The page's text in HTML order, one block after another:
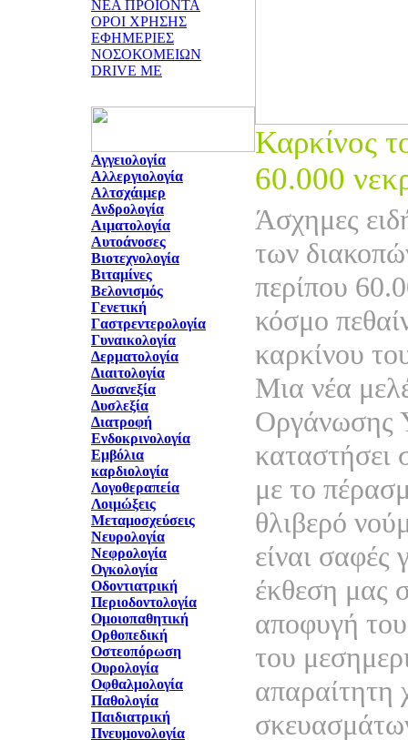
ΝΕΑ ΠΡΟΪΟΝΤΑ
ΟΡΟΙ ΧΡΗΣΗΣ
ΕΦΗΜΕΡΙΕΣ
ΝΟΣΟΚΟΜΕΙΩΝ
DRIVE ME
Αγγειολογία
Αλλεργιολογία
Αλτσχάιμερ
Ανδρολογία
Αιματολογία
Αυτοάνοσες
Βιοτεχνολογία
Βιταμίνες
Βελονισμός
Γενετική
Γαστρεντερολογία
Γυναικολογία
Δερματολογία
Διαιτολογία
Δυσανεξία
Δυσλεξία
Διατροφή
Ενδοκρινολογία
Εμβόλια
καρδιολογία
Λογοθεραπεία
Λοιμώξεις
Μεταμοσχεύσεις
Νευρολογία
Νεφρολογία
Ογκολογία
Οδοντιατρική
Περιοδοντολογία
Ομοιοπαθητική
Ορθοπεδική
Οστεοπόρωση
Ουρολογία
Οφθαλμολογία
Παθολογία
Παιδιατρική
Πνευμονολογία
Καρκίνος
60.000
Άσχημες
των
περίπου
κόσμο
καρκίνου
Μια νέα
Οργάνωσης
καταστήσει
με το
θλιβερό
είναι σαφές
έκθεση μας
αποφυγή
του
απαραίτητη